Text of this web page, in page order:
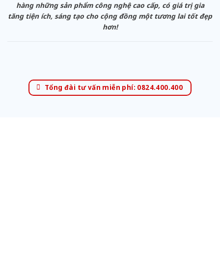
hàng những sản phẩm công nghệ cao cấp, có giá trị gia
tăng tiện ích, sáng tạo cho cộng đồng một tương lai tốt đẹp
hơn!
Tổng đài tư vấn miễn phí: 0824.400.400